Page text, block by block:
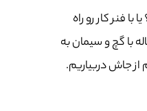
فنر کار رو راه
چون توالت فرنگی ما 8 ساله با گچ و سیمان به
جاش دربیاریم.